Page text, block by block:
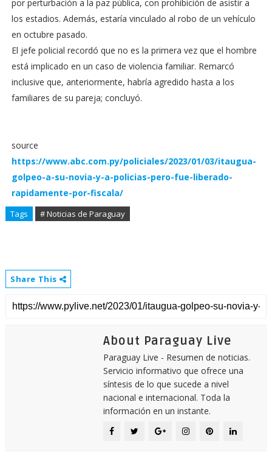
por perturbación a la paz pública, con prohibición de asistir a
los estadios. Además, estaría vinculado al robo de un vehículo
en octubre pasado.
El jefe policial recordó que no es la primera vez que el hombre
está implicado en un caso de violencia familiar. Remarcó
inclusive que, anteriormente, habría agredido hasta a los
familiares de su pareja; concluyó.
source
https://www.abc.com.py/policiales/2023/01/03/itaugua-
golpeo-a-su-novia-y-a-policias-pero-fue-liberado-
rapidamente-por-fiscala/
Tags # Noticias de Paraguay
Share This
About Paraguay Live
Paraguay Live - Resumen de noticias.
Servicio informativo que ofrece una
síntesis de lo que sucede a nivel
nacional e internacional. Toda la
información en un instante.